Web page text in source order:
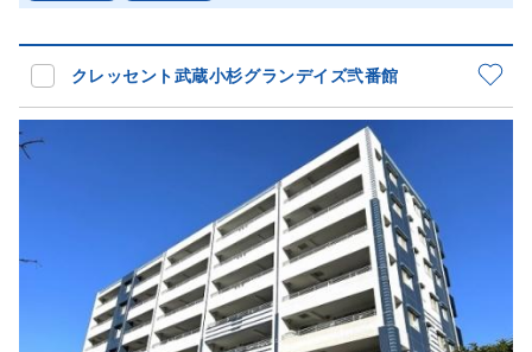
クレッセント武蔵小杉グランデイズ弐番館